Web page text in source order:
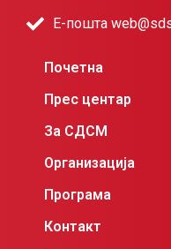
Е-пошта
Почетна
Прес центар
За СДСМ
Организација
Програма
Контакт